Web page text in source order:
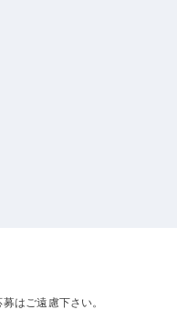
はご遠慮下さい。